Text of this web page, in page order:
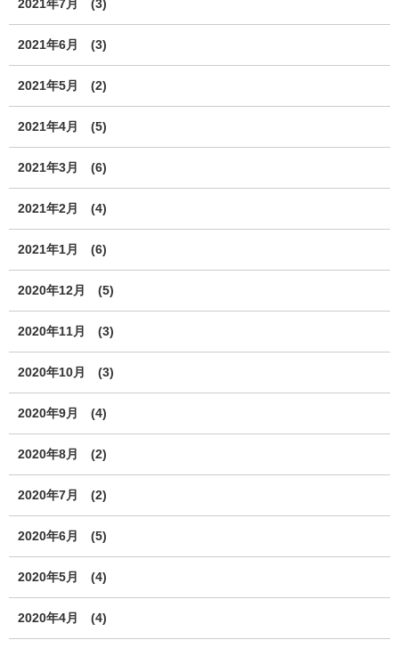
2021年7月 (3)
2021年6月 (3)
2021年5月 (2)
2021年4月 (5)
2021年3月 (6)
2021年2月 (4)
2021年1月 (6)
2020年12月 (5)
2020年11月 (3)
2020年10月 (3)
2020年9月 (4)
2020年8月 (2)
2020年7月 (2)
2020年6月 (5)
2020年5月 (4)
2020年4月 (4)